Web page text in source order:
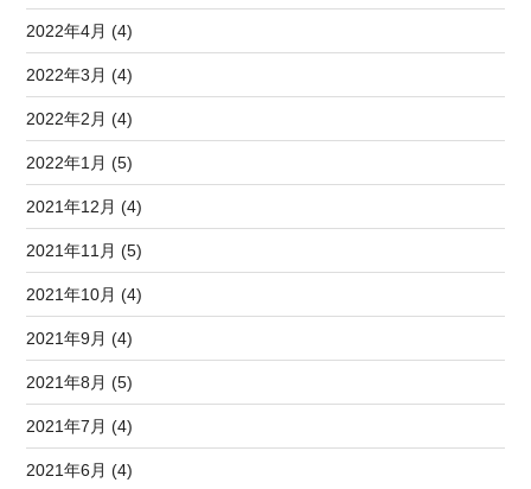
2022年4月 (4)
2022年3月 (4)
2022年2月 (4)
2022年1月 (5)
2021年12月 (4)
2021年11月 (5)
2021年10月 (4)
2021年9月 (4)
2021年8月 (5)
2021年7月 (4)
2021年6月 (4)